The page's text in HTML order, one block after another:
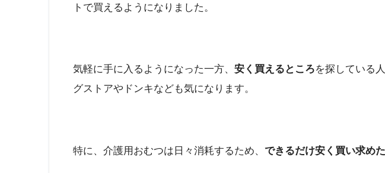
トで買えるようになりました。
気軽に手に入るようになった一方、 安く買えるところを探している
グストアやドンキなども気になります。
特に、介護用おむつは日々消耗するため、 できるだけ安く買い求め